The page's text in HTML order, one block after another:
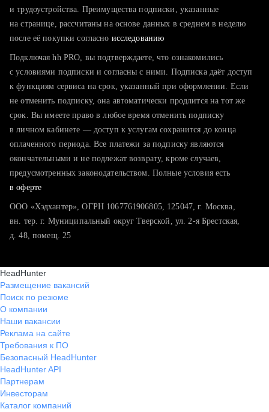
тратите много времени на поиск и вручную поднимаете
хотите сравнить себя с конкурентами и оценить шансы
и трудоустройства. Преимущества подписки, указанные
на странице, рассчитаны на основе данных в среднем в неделю
после её покупки согласно исследованию
Подключая hh PRO, вы подтверждаете, что ознакомились
с условиями подписки и согласны с ними. Подписка даёт доступ
к функциям сервиса на срок, указанный при оформлении. Если
не отменить подписку, она автоматически продлится на тот же
срок. Вы имеете право в любое время отменить подписку
в личном кабинете — доступ к услугам сохранится до конца
оплаченного периода. Все платежи за подписку являются
окончательными и не подлежат возврату, кроме случаев,
предусмотренных законодательством. Полные условия есть
в оферте
ООО «Хэдхантер», ОГРН 1067761906805, 125047, г. Москва,
вн. тер. г. Муниципальный округ Тверской, ул. 2-я Брестская,
д. 48, помещ. 25
HeadHunter
Размещение вакансий
Поиск по резюме
О компании
Наши вакансии
Реклама на сайте
Требования к ПО
Безопасный HeadHunter
HeadHunter API
Партнерам
Инвесторам
Каталог компаний